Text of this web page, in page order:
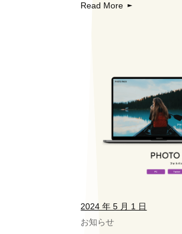
Read More
2024 年 5 月 1 日
お知らせ